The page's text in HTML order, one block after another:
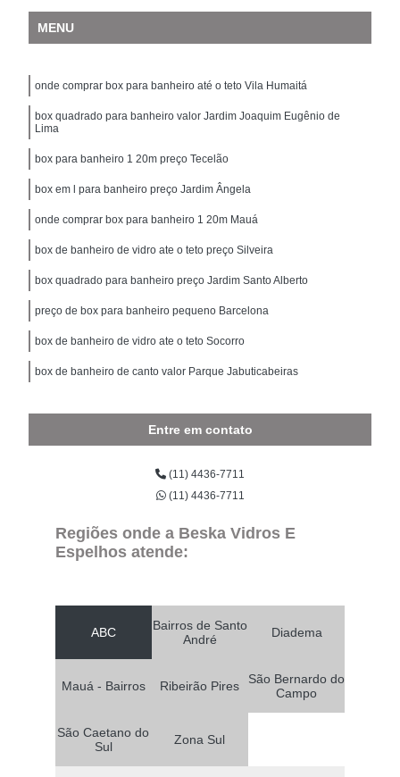
MENU
onde comprar box para banheiro até o teto Vila Humaitá
box quadrado para banheiro valor Jardim Joaquim Eugênio de
Lima
box para banheiro 1 20m preço Tecelão
box em l para banheiro preço Jardim Ângela
onde comprar box para banheiro 1 20m Mauá
box de banheiro de vidro ate o teto preço Silveira
box quadrado para banheiro preço Jardim Santo Alberto
preço de box para banheiro pequeno Barcelona
box de banheiro de vidro ate o teto Socorro
box de banheiro de canto valor Parque Jabuticabeiras
Entre em contato
(11) 4436-7711
(11) 4436-7711
Regiões onde a Beska Vidros E
Espelhos atende:
ABC
Bairros de Santo
André
Diadema
Mauá - Bairros Ribeirão Pires
São Bernardo do
Campo
São Caetano do
Sul
Zona Sul